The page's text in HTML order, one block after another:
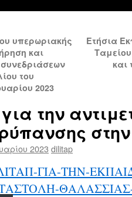
υπερωριακής
και
του
2023
Ετήσια
και
την
2023 dilitap
ΓΙΑ-ΤΗΝ-